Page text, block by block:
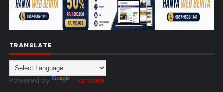
TRANSLATE
Powered by Translate